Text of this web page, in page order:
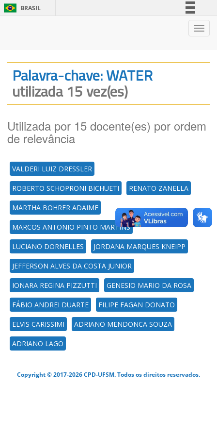
BRASIL
Legislação
Palavra-chave: WATER
utilizada 15 vez(es)
Utilizada por 15 docente(es) por ordem
de relevância
VALDERI LUIZ DRESSLER
ROBERTO SCHOPRONI BICHUETI RENATO ZANELLA
MARTHA BOHRER ADAIME
MARCOS ANTONIO PINTO MARTINS
LUCIANO DORNELLES JORDANA MARQUES KNEIPP
JEFFERSON ALVES DA COSTA JUNIOR
IONARA REGINA PIZZUTTI GENESIO MARIO DA ROSA
FÁBIO ANDREI DUARTE FILIPE FAGAN DONATO
ELVIS CARISSIMI ADRIANO MENDONCA SOUZA
ADRIANO LAGO
Copyright © 2017-2026 CPD-UFSM. Todos os direitos reservados.